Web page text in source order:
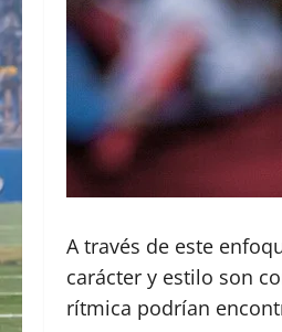
A través de este
carácter y estilo son
rítmica podrían